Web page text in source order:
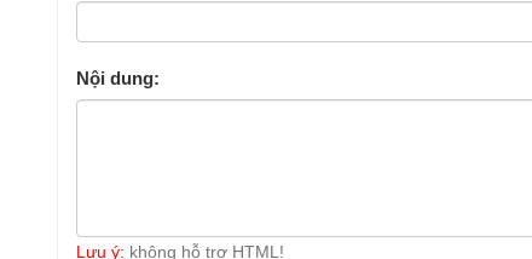
Nội dung:
Lưu ý: không hỗ trợ HTML!